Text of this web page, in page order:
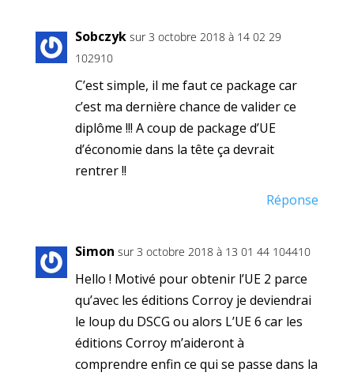
Sobczyk sur 3 octobre 2018 à 14 02 29
102910
C’est simple, il me faut ce package car
c’est ma dernière chance de valider ce
diplôme !!! A coup de package d’UE
d’économie dans la tête ça devrait
rentrer !!
Réponse
Simon sur 3 octobre 2018 à 13 01 44 104410
Hello ! Motivé pour obtenir l’UE 2 parce
qu’avec les éditions Corroy je deviendrai
le loup du DSCG ou alors L’UE 6 car les
éditions Corroy m’aideront à
comprendre enfin ce qui se passe dans la